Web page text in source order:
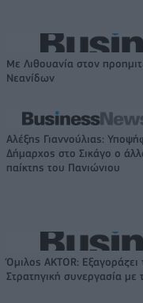
Με Λιθουανία στον
Νεανίδων
Αλέξης Γιαννούλιας:
Δήμαρχος στο Σικάγο ο
παίκτης του Πανιώνιου
Όμιλος AKTOR:
Στρατηγική συνεργασία